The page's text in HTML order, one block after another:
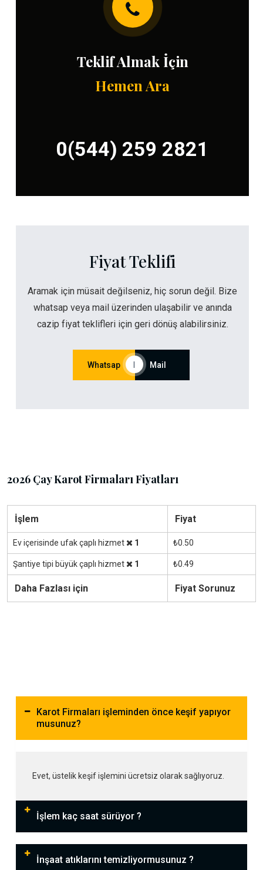
Teklif Almak İçin
Hemen Ara
0(544) 259 2821
Fiyat Teklifi
Aramak için müsait değilseniz, hiç sorun değil. Bize
whatsap veya mail üzerinden ulaşabilir ve anında
cazip fiyat teklifleri için geri dönüş alabilirsiniz.
Whatsap Mail
2026 Çay Karot Firmaları Fiyatları
İşlem Fiyat
Ev içerisinde ufak çaplı hizmet 1 ₺0.50
Şantiye tipi büyük çaplı hizmet 1 ₺0.49
Daha Fazlası için Fiyat Sorunuz
Karot Firmaları işleminden önce keşif yapıyor
musunuz?
Evet, üstelik keşif işlemini ücretsiz olarak sağlıyoruz.
İşlem kaç saat sürüyor ?
İnşaat atıklarını temizliyormusunuz ?